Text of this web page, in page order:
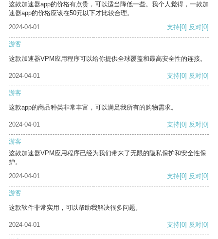
这款加速器app的价格有点贵，可以适当降低一些。我个人觉得，一款加
速器app的价格应该在50元以下才比较合理。
2024-04-01
支持[0] 反对[0]
游客
这款加速器VPM应用程序可以给你提供全球覆盖和最高安全性的连接。
2024-04-01 支持[0] 反对[0]
游客
这款app的商品种类非常丰富，可以满足我所有的购物需求。
2024-04-01 支持[0] 反对[0]
游客
这款加速器VPM应用程序已经为我们带来了无限的隐私保护和安全性保
护。
2024-04-01
支持[0] 反对[0]
游客
这款软件非常实用，可以帮助我解决很多问题。
2024-04-01 支持[0] 反对[0]